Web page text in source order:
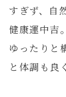
すぎず、自
健康運中吉
ゆったりと
と体調も良